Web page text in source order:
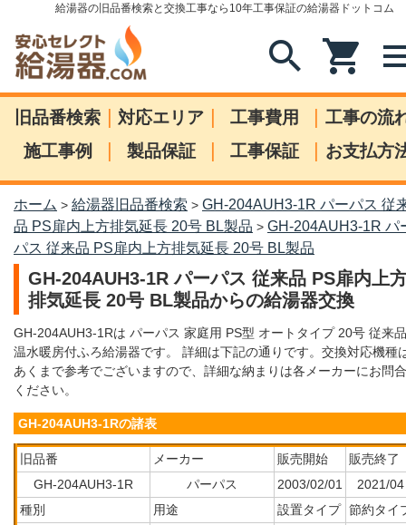
給湯器の旧品番検索と交換工事なら10年工事保証の給湯器ドットコム
search shopping_cart
旧品番検索 | 対応エリア | 工事費用 | 工事の流
施工事例
| 製品保証 | 工事保証 | お支払方
ホーム > 給湯器旧品番検索 > GH-204AUH3-1R パーパス 従
品 PS扉内上方排気延長 20号 BL製品 > GH-204AUH3-1R パ
パス 従来品 PS扉内上方排気延長 20号 BL製品
GH-204AUH3-1R パーパス 従来品 PS扉内上
排気延長 20号 BL製品からの給湯器交換
GH-204AUH3-1Rは パーパス 家庭用 PS型 オートタイプ 20号 従来品
温水暖房付ふろ給湯器です。 詳細は下記の通りです。交換対応機種
あくまで参考でございますので、詳細な納まりは各メーカーにお問
ください。
GH-204AUH3-1Rの諸表
旧品番 メーカー 販売開始
販売終了
GH-204AUH3-1R
パーパス 2003/02/01
2021/04
種別
用途 設置タイプ 節約タイ